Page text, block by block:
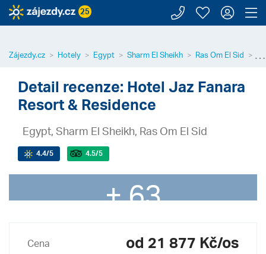
25 Zavolejte
Moje
⋯
Zájezdy.cz Hotely Egypt Sharm El Sheikh Ras Om El Sid
Detail recenze: Hotel Jaz Fanara
Resort & Residence
Egypt, Sharm El Sheikh, Ras Om El Sid
4.4/5 4.5/5
+ 63
Cena od 21 877 Kč/os